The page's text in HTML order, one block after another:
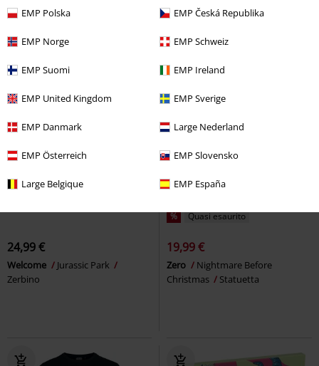
EMP Polska EMP Česká Republika
EMP Norge EMP Schweiz
EMP Suomi EMP Ireland
EMP United Kingdom EMP Sverige
EMP Danmark Large Nederland
EMP Österreich EMP Slovensko
Large Belgique EMP España
Cappello
Lampada da tavolo
24,99 €
Welcome
Jurassic Park
Zerbino
% Quasi esaurito
19,99 €
Zero
Nightmare Before
Christmas
Statuetta